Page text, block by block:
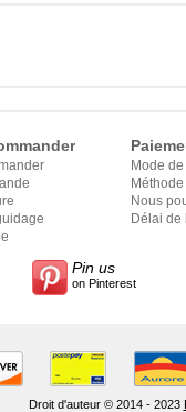
Mode
Nous
Délai de
Pin us
on Pinterest
Droit d'auteur © 2014 - 2023